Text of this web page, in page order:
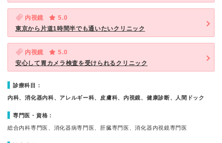
内視鏡
5.0
東京から片道1時間半でも通いたいクリニック
内視鏡
5.0
安心して胃カメラ検査を受けられるクリニック
診療科目：
内科、消化器内科、アレルギー科、皮膚科、内視鏡、健康診断、人間ドック
専門医・資格：
総合内科専門医、消化器病専門医、肝臓専門医、消化器内視鏡専門医